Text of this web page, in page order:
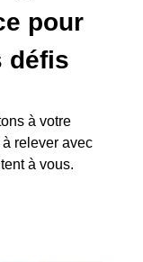
pour
défis
à votre
relever avec
à vous.